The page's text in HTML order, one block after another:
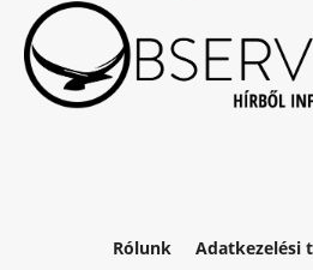
Rólunk Adatkezelési